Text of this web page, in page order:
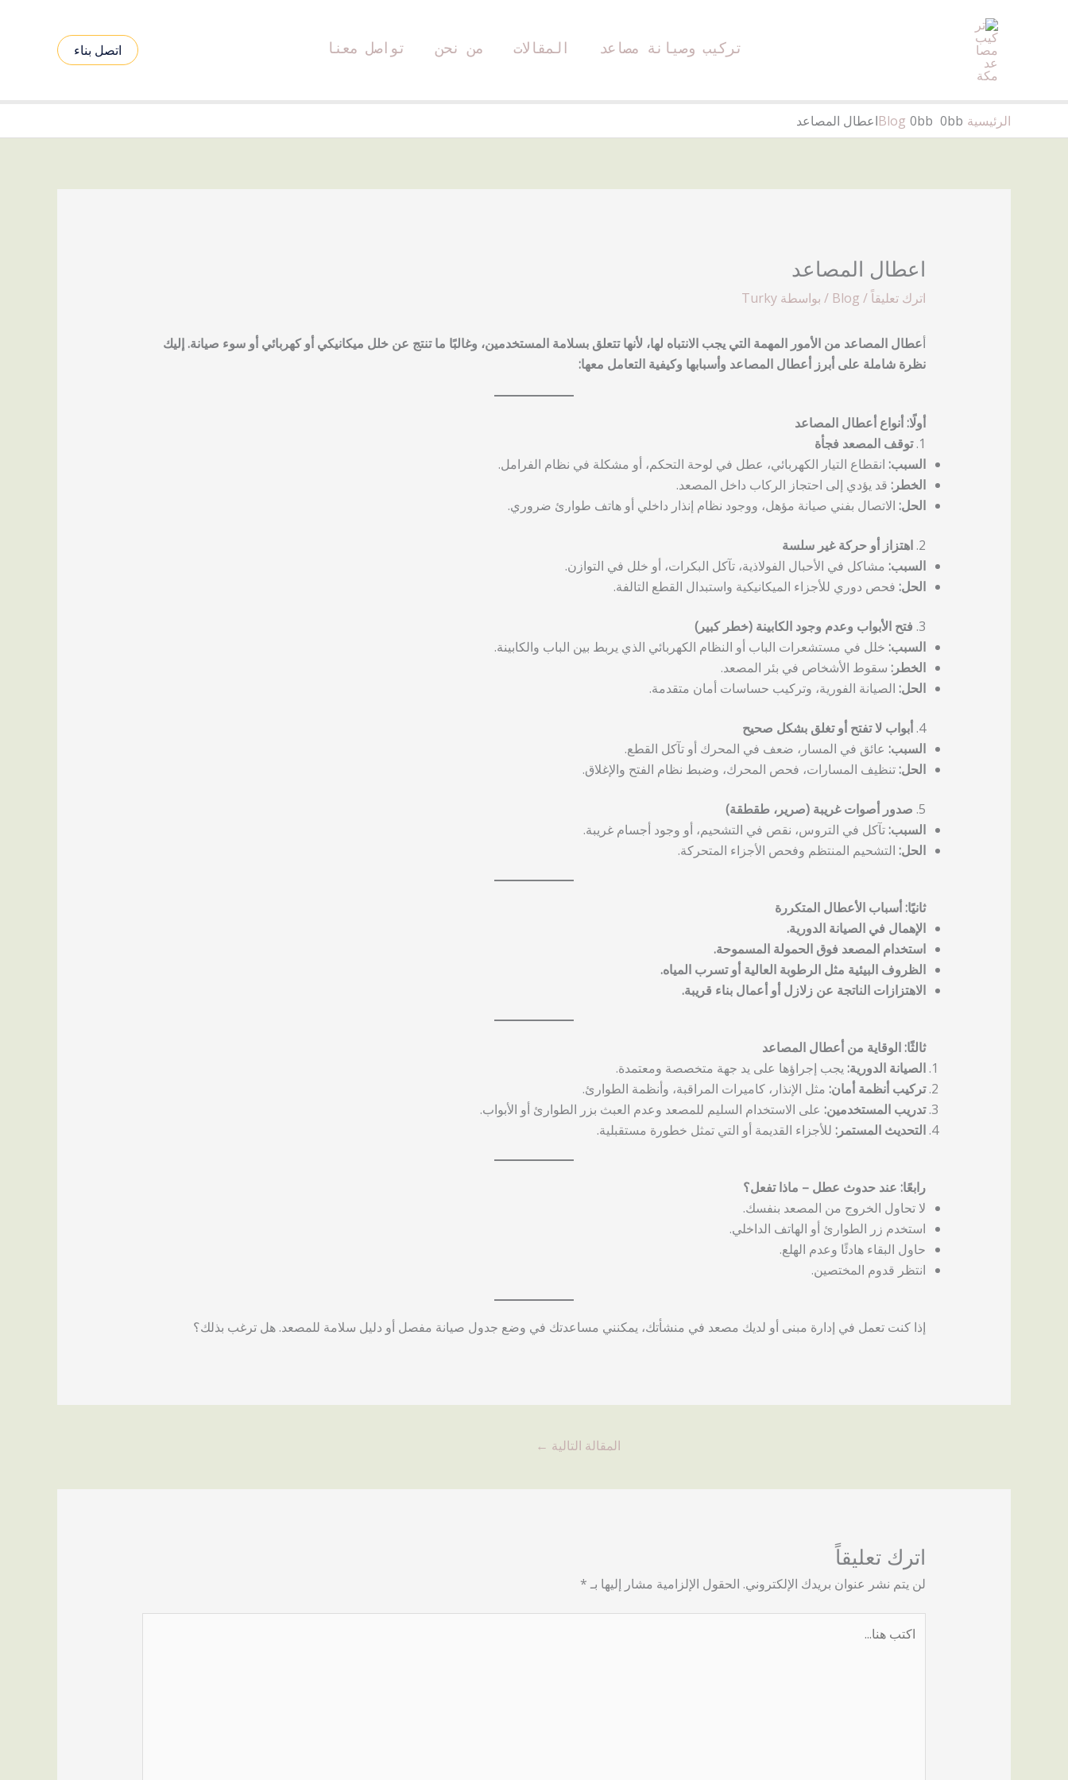
تركيب وصيانة مصاعد المقالات من نحن تواصل معنا اتصل بناء
الرئيسية Blogاعطال المصاعد
اعطال المصاعد
اترك تعليقاً/
Blog / بواسطة Turky
أعطال المصاعد من الأمور المهمة التي يجب الانتباه لها، لأنها تتعلق بسلامة المستخدمين، وغالبًا ما تنتج عن خلل ميكانيكي أو كهربائي أو سوء صيانة. إليك
نظرة شاملة على أبرز أعطال المصاعد وأسبابها وكيفية التعامل معها:
أولًا: أنواع أعطال المصاعد
1. توقف المصعد فجأة
السبب:انقطاع التيار الكهربائي، عطل في لوحة التحكم، أو مشكلة في نظام الفرامل.
الخطر:قد يؤدي إلى احتجاز الركاب داخل المصعد.
الحل:الاتصال بفني صيانة مؤهل، ووجود نظام إنذار داخلي أو هاتف طوارئ ضروري.
2. اهتزاز أو حركة غير سلسة
السبب:مشاكل في الأحبال الفولاذية، تآكل البكرات، أو خلل في التوازن.
الحل:فحص دوري للأجزاء الميكانيكية واستبدال القطع التالفة.
3. فتح الأبواب وعدم وجود الكابينة (خطر كبير)
السبب:خلل في مستشعرات الباب أو النظام الكهربائي الذي يربط بين الباب والكابينة.
الخطر:سقوط الأشخاص في بئر المصعد.
الحل:الصيانة الفورية، وتركيب حساسات أمان متقدمة.
4. أبواب لا تفتح أو تغلق بشكل صحيح
السبب:عائق في المسار، ضعف في المحرك أو تآكل القطع.
الحل:تنظيف المسارات، فحص المحرك، وضبط نظام الفتح والإغلاق.
5. صدور أصوات غريبة (صرير، طقطقة)
السبب:تآكل في التروس، نقص في التشحيم، أو وجود أجسام غريبة.
الحل:التشحيم المنتظم وفحص الأجزاء المتحركة.
ثانيًا: أسباب الأعطال المتكررة
الإهمال في الصيانة الدورية.
استخدام المصعد فوق الحمولة المسموحة.
الظروف البيئية مثل الرطوبة العالية أو تسرب المياه.
الاهتزازات الناتجة عن زلازل أو أعمال بناء قريبة.
ثالثًا: الوقاية من أعطال المصاعد
الصيانة الدورية:يجب إجراؤها على يد جهة متخصصة ومعتمدة.
تركيب أنظمة أمان:مثل الإنذار، كاميرات المراقبة، وأنظمة الطوارئ.
تدريب المستخدمين:على الاستخدام السليم للمصعد وعدم العبث بزر الطوارئ أو الأبواب.
التحديث المستمر:للأجزاء القديمة أو التي تمثل خطورة مستقبلية.
رابعًا: عند حدوث عطل – ماذا تفعل؟
لا تحاول الخروج من المصعد بنفسك.
استخدم زر الطوارئ أو الهاتف الداخلي.
حاول البقاء هادئًا وعدم الهلع.
انتظر قدوم المختصين.
إذا كنت تعمل في إدارة مبنى أو لديك مصعد في منشأتك، يمكنني مساعدتك في وضع جدول صيانة مفصل أو دليل سلامة للمصعد. هل ترغب بذلك؟
المقالة التالية ←
اترك تعليقاً
لن يتم نشر عنوان بريدك الإلكتروني. الحقول الإلزامية مشار إليها بـ *
هنا...